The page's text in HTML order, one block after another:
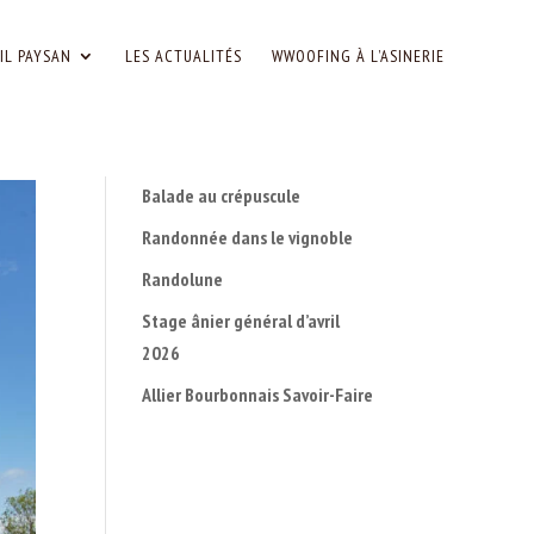
PAYSAN LES ACTUALITÉS WWOOFING À L’ASINERIE
Balade au crépuscule
Randonnée dans le vignoble
Randolune
Stage ânier général d’avril
2026
Allier Bourbonnais Savoir-Faire